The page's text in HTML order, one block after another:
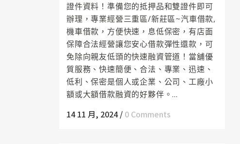
證件資料！準備您的抵押品和雙證件即可
辦理，專業經營三重區/新莊區~汽車借款,
機車借款，方便快速，息低保密，有店面
保障合法經營讓您安心借款彈性還款，可
免除向親友低頭的快速融資管道！當舖優
質服務、快速簡便、合法、專業、迅速、
低利、保密是個人或企業、公司、工廠小
額或大額借款融資的好夥伴。...
14 11 月, 2024/ 0 Comments